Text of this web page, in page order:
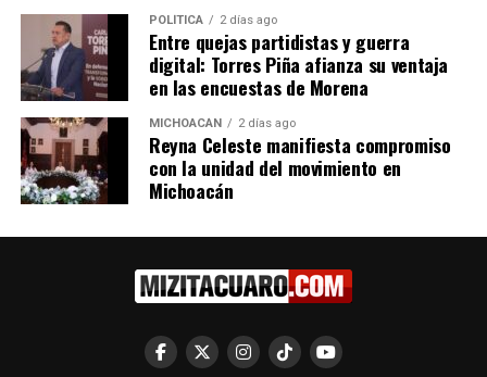
Relacionado
incrementar matrícula
estudiantil en tecnológicos y
institutos tecnológicos para
elevar indicadores
educativos
En "Michoacán"
POLÍTICA 2 días ago
Entre quejas partidistas y guerra
digital: Torres Piña afianza su ventaja
en las encuestas de Morena
MICHOACÁN 2 días ago
Reyna Celeste manifiesta compromiso
con la unidad del movimiento en
Michoacán